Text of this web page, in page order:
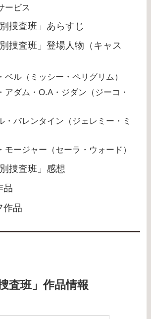
ービス
捜査班」あらすじ
別捜査班」登場人物（キャス
ベル（ミッシー・ペリグリム）
アダム・O.A・ジダン（ジーコ・
・バレンタイン（ジェレミー・ミ
モージャー（セーラ・ウォード）
捜査班」感想
品
作品
査班」作品情報